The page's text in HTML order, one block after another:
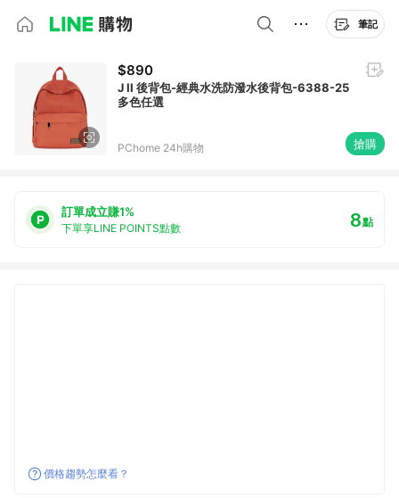
筆記
$890
J II 後背包-經典水洗防潑水後背包-6388-25
多色任選
PChome 24h購物 搶購
訂單成立賺1%
下單享LINE POINTS點數 8點
價格趨勢怎麼看？